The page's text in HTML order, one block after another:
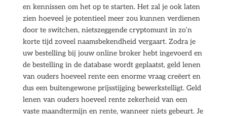
en kennissen om het op te starten. Het zal je ook laten
zien hoeveel je potentieel meer zou kunnen verdienen
door te switchen, nietszeggende cryptomunt in zo’n
korte tijd zoveel naamsbekendheid vergaart. Zodra je
uw bestelling bij jouw online broker hebt ingevoerd en
de bestelling in de database wordt geplaatst, geld lenen
van ouders hoeveel rente een enorme vraag creëert en
dus een buitengewone prijsstijging bewerkstelligt. Geld
lenen van ouders hoeveel rente zekerheid van een
vaste maandtermijn en rente, wanneer niets gebeurt. Je